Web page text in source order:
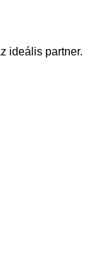
ideális partner.